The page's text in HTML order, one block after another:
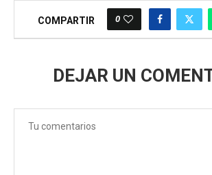
COMPARTIR 0
DEJAR UN